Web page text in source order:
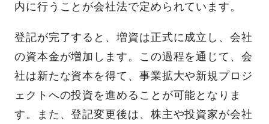
内に行うことが会社法で定められています。
登記が完了すると、増資は正式に成立し、会社
の資本金が増加します。この過程を通じて、会
社は新たな資本を得て、事業拡大や新規プロジ
ェクトへの投資を進めることが可能となりま
す。また、登記変更後は、株主や投資家が会社